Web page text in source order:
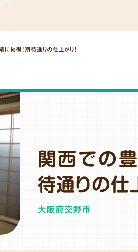
に納得！期待通りの仕上がり！
関西での
待通りの仕
大阪府交野市